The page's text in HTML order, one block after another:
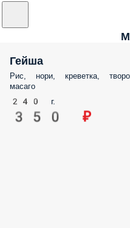
Гейша
Рис, нори, креветка,
масаго
240 г.
350 ₽